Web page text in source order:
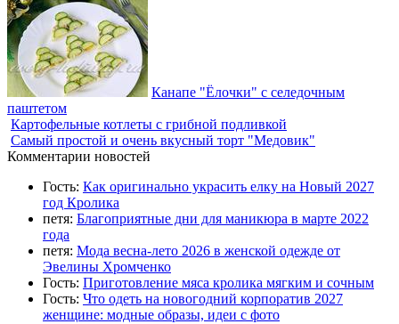
Канапе "Ёлочки" с селедочным
паштетом
Картофельные котлеты с грибной подливкой
Самый простой и очень вкусный торт "Медовик"
Комментарии новостей
Гость: Как оригинально украсить елку на Новый 2027
год Кролика
петя: Благоприятные дни для маникюра в марте 2022
года
петя: Мода весна-лето 2026 в женской одежде от
Эвелины Хромченко
Гость: Приготовление мяса кролика мягким и сочным
Гость: Что одеть на новогодний корпоратив 2027
женщине: модные образы, идеи с фото